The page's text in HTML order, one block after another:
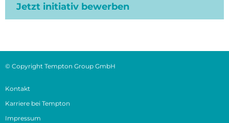
Jetzt initiativ bewerben
© Copyright Tempton Group GmbH
Kontakt
Karriere bei Tempton
Impressum